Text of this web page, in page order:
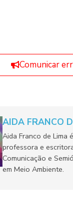
Comunicar
AIDA FRANCO
Aida Franco de Lima
professora e
Comunicação e
em Meio Ambiente.